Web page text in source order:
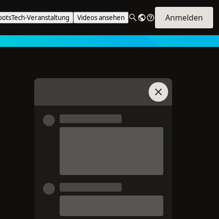
Veranstaltung Videos ansehen Anmelden
Chat beitreten